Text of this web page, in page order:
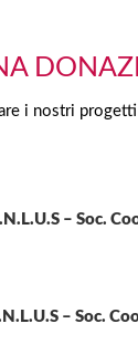
i nostri
– Soc.
– Soc.